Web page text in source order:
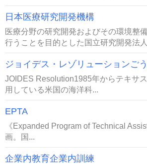
日本医療研究開発機構
医療分野の研究開発およびその環境整
行うことを目的とした国立研究開発法
ジョイデス・レゾリューションごう
JOIDES Resolution1985年からテキサ
用している米国の海洋科...
EPTA
《Expanded Program of Technical
画。国...
企業内教育企業内訓練